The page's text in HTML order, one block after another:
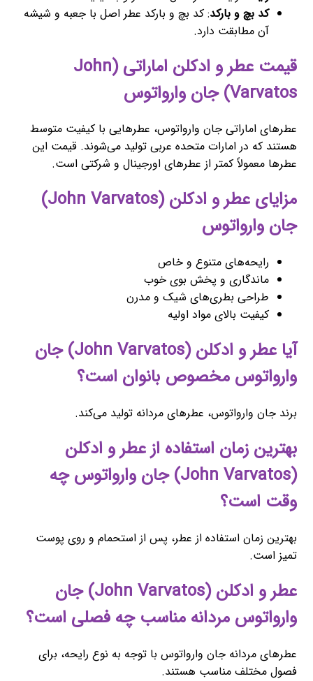
کد بچ و بارکد: کد بچ و بارکد عطر اصل با جعبه و شیشه
آن مطابقت دارد.
قیمت عطر و ادکلن اماراتی (John
Varvatos) جان وارواتوس
عطرهای اماراتی جان وارواتوس، عطرهایی با کیفیت متوسط
هستند که در امارات متحده عربی تولید می‌شوند. قیمت این
عطرها معمولاً کمتر از عطرهای اورجینال و شرکتی است.
مزایای عطر و ادکلن (John Varvatos)
جان وارواتوس
رایحه‌های متنوع و خاص
ماندگاری و پخش بوی خوب
طراحی بطری‌های شیک و مدرن
کیفیت بالای مواد اولیه
آیا عطر و ادکلن (John Varvatos) جان
وارواتوس مخصوص بانوان است؟
برند جان وارواتوس، عطرهای مردانه تولید می‌کند.
بهترین زمان استفاده از عطر و ادکلن
(John Varvatos) جان وارواتوس چه
وقت است؟
بهترین زمان استفاده از عطر، پس از استحمام و روی پوست
تمیز است.
عطر و ادکلن (John Varvatos) جان
وارواتوس مردانه مناسب چه فصلی است؟
عطرهای مردانه جان وارواتوس با توجه به نوع رایحه، برای
فصول مختلف مناسب هستند.